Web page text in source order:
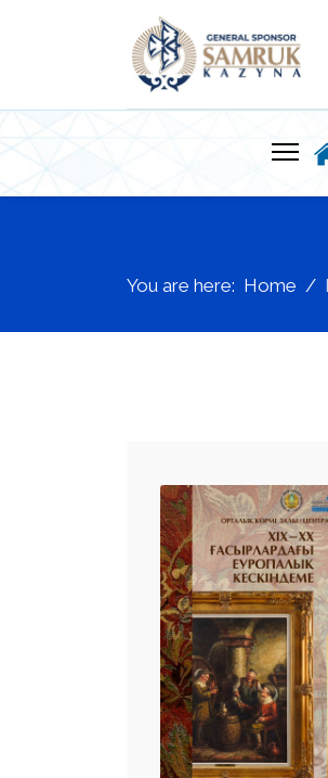
You are here: Home